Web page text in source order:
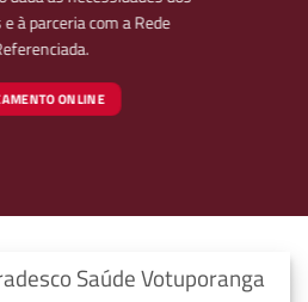
à parceria com a Rede
ONLINE
Saúde Votuporanga